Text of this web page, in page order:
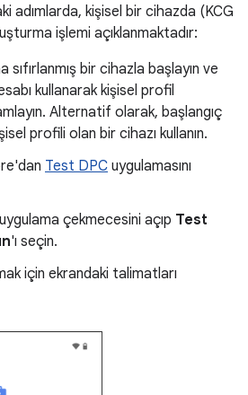
adımlarda, kişisel bir cihazda (KCG
işlemi açıklanmaktadır:
sıfırlanmış bir cihazla başlayın ve
kullanarak kişisel profil
Alternatif olarak, başlangıç
profili olan bir cihazı kullanın.
Test DPC uygulamasını
çekmecesini açıp Test
'ı seçin.
için ekrandaki talimatları